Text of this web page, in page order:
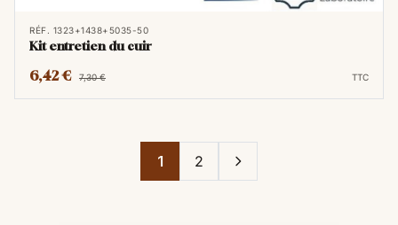
RÉF. 1323+1438+5035-50
Kit entretien du cuir
6,42 € 7,30 € TTC
1 2